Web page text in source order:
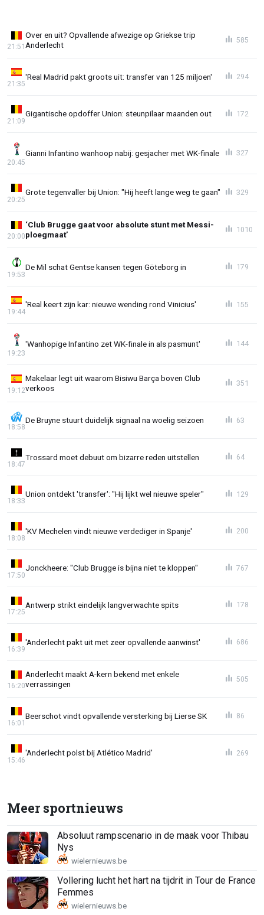
Over en uit? Opvallende afwezige op Griekse trip
Anderlecht
21:51
585
'Real Madrid pakt groots uit: transfer van 125 miljoen'
21:35
294
Gigantische opdoffer Union: steunpilaar maanden out
21:09
172
Gianni Infantino wanhoop nabij: gesjacher met WK-finale
20:45
327
Grote tegenvaller bij Union: "Hij heeft lange weg te gaan"
20:25
329
‘Club Brugge gaat voor absolute stunt met Messi-
ploegmaat’
20:00
1010
De Mil schat Gentse kansen tegen Göteborg in
19:53
179
'Real keert zijn kar: nieuwe wending rond Vinicius'
19:44
155
'Wanhopige Infantino zet WK-finale in als pasmunt'
19:23
144
Makelaar legt uit waarom Bisiwu Barça boven Club
verkoos
19:12
351
De Bruyne stuurt duidelijk signaal na woelig seizoen
18:58
63
Trossard moet debuut om bizarre reden uitstellen
18:47
64
Union ontdekt 'transfer': "Hij lijkt wel nieuwe speler"
18:33
129
'KV Mechelen vindt nieuwe verdediger in Spanje'
18:08
200
Jonckheere: "Club Brugge is bijna niet te kloppen"
17:50
767
Antwerp strikt eindelijk langverwachte spits
17:25
178
'Anderlecht pakt uit met zeer opvallende aanwinst'
16:39
686
Anderlecht maakt A-kern bekend met enkele
verrassingen
16:20
505
Beerschot vindt opvallende versterking bij Lierse SK
16:01
86
'Anderlecht polst bij Atlético Madrid'
15:46
269
Meer sportnieuws
Absoluut rampscenario in de maak voor Thibau
Nys
Vollering lucht het hart na tijdrit in Tour de France
Femmes